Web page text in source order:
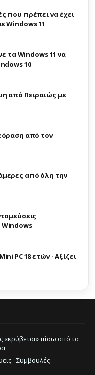
που πρέπει να έχει
Windows 11
τα Windows 11 να
10
από Πειραιώς με
από τον
από όλη την
PC 18 ετών - Αξίζει
«κρύβεται» πίσω από τα
- Συμβουλές